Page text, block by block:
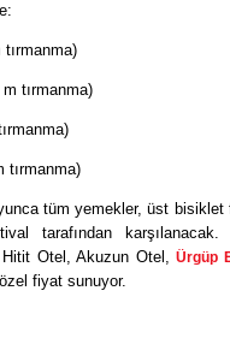
tırmanma)
tırmanma)
tüm yemekler, üst bisiklet
tarafından karşılanacak.
Hitit Otel, Akuzun Otel, Ürgüp
fiyat sunuyor.